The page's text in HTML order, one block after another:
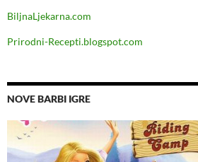
BiljnaLjekarna.com
Prirodni-Recepti.blogspot.com
NOVE BARBI IGRE